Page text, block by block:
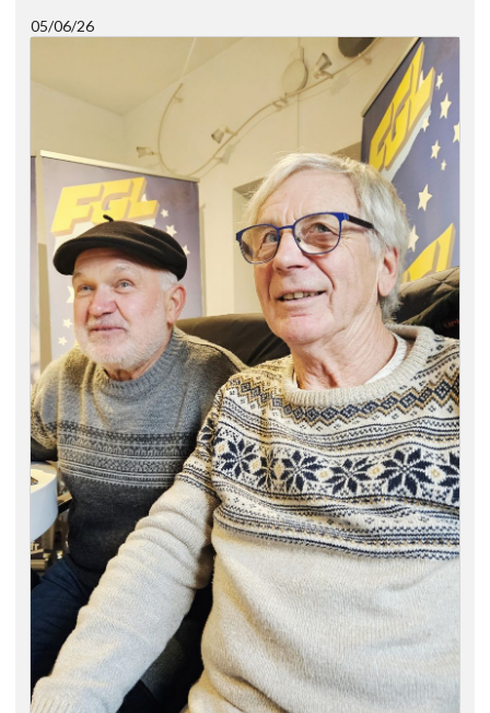
05/06/26